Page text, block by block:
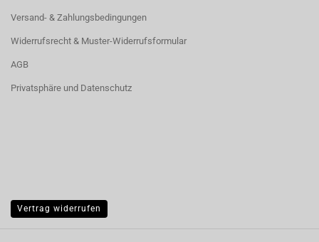
Versand- & Zahlungsbedingungen
Widerrufsrecht & Muster-Widerrufsformular
AGB
Privatsphäre und Datenschutz
Vertrag widerrufen